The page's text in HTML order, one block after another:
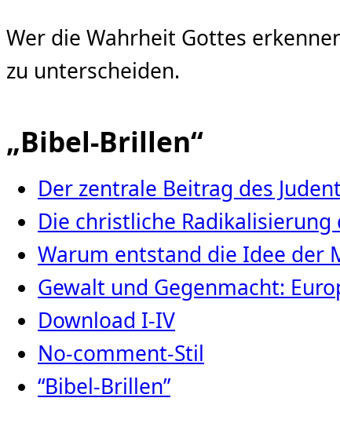
Wer die Wahrheit Gottes
zu unterscheiden.
„Bibel-Brillen“
Der zentrale Beitrag des
Die christliche
Warum entstand die Idee der
Gewalt und Gegenmacht:
Download I-IV
No-comment-Stil
“Bibel-Brillen”